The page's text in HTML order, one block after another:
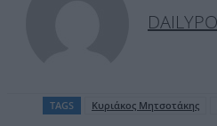
TAGS Kυριάκος Μητσοτάκης